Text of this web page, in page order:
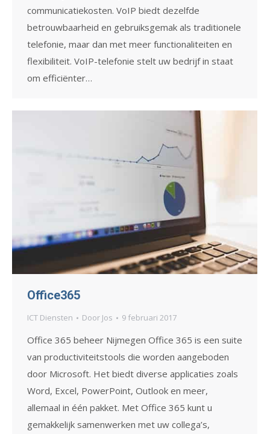
communicatiekosten. VoIP biedt dezelfde
betrouwbaarheid en gebruiksgemak als traditionele
telefonie, maar dan met meer functionaliteiten en
flexibiliteit. VoIP-telefonie stelt uw bedrijf in staat
om efficiënter…
Office365
ICT Diensten Door Jos 9 februari 2017
Office 365 beheer Nijmegen Office 365 is een suite
van productiviteitstools die worden aangeboden
door Microsoft. Het biedt diverse applicaties zoals
Word, Excel, PowerPoint, Outlook en meer,
allemaal in één pakket. Met Office 365 kunt u
gemakkelijk samenwerken met uw collega’s,